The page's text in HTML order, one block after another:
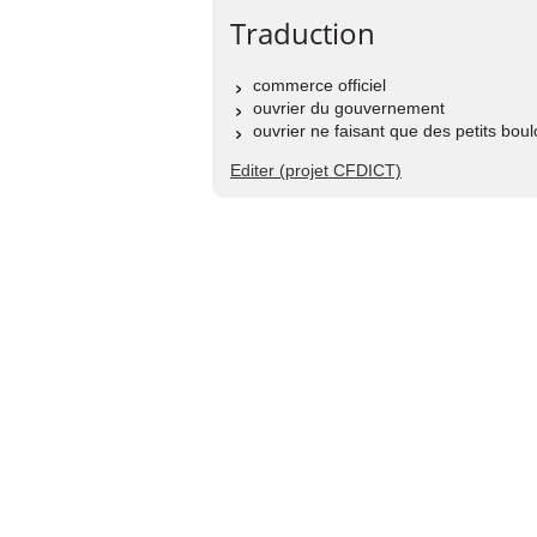
Traduction
commerce officiel
ouvrier du gouvernement
ouvrier ne faisant que des petits
Editer (projet CFDICT)